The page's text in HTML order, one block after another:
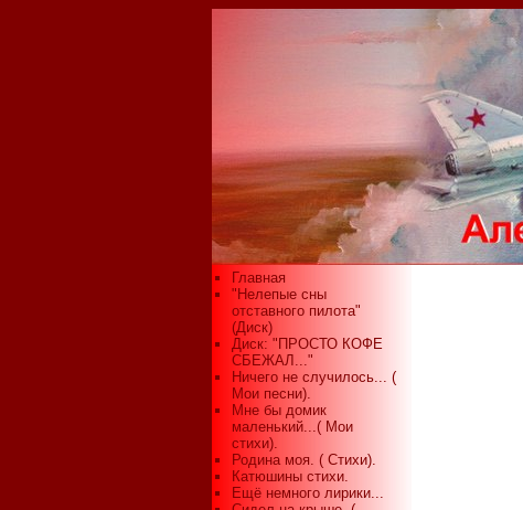
Главная
"Нелепые сны
отставного пилота"
(Диск)
Диск: "ПРОСТО КОФЕ
СБЕЖАЛ..."
Ничего не случилось... (
Мои песни).
Мне бы домик
маленький...( Мои
стихи).
Родина моя. ( Стихи).
Катюшины стихи.
Ещё немного лирики...